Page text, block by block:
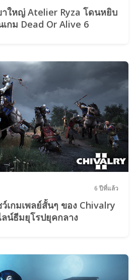
ใหญ่ Atelier Ryza โดนหยิบ
กม Dead Or Alive 6
6 ปีที่แล้ว
เกมเพลย์สั้นๆ ของ Chivalry
น์ธีมยุโรปยุคกลาง